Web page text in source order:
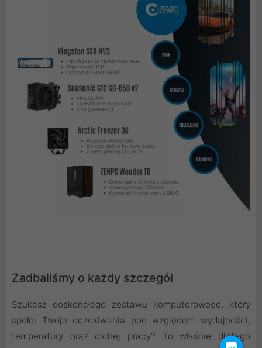
Zadbaliśmy o każdy szczegół
Szukasz doskonałego zestawu komputerowego, który
spełni Twoje oczekiwania pod względem wydajności,
temperatury oraz cichej pracy? To właśnie dlatego